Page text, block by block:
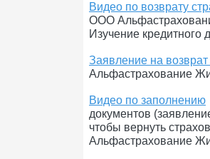
Видео по возврату
ООО
Изучение кредитного
Заявление на возврат
Альфастрахование
Видео по заполнению
документов
чтобы вернуть
Альфастрахование